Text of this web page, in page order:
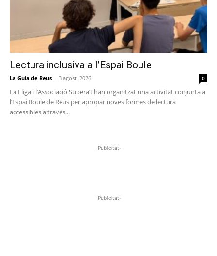
Lectura inclusiva a l’Espai Boule
La Guia de Reus - 3 agost, 2026 0
La Lliga i l’Associació Supera’t han organitzat una activitat conjunta a
l’Espai Boule de Reus per apropar noves formes de lectura
accessibles a través...
-Publicitat-
-Publicitat-